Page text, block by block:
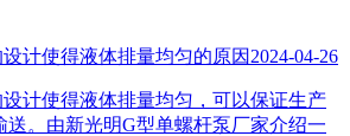
计使得液体排量均匀的原因 2024-04-26
计使得液体排量均匀，可以保证生产
送。由新光明G型单螺杆泵厂家介绍一